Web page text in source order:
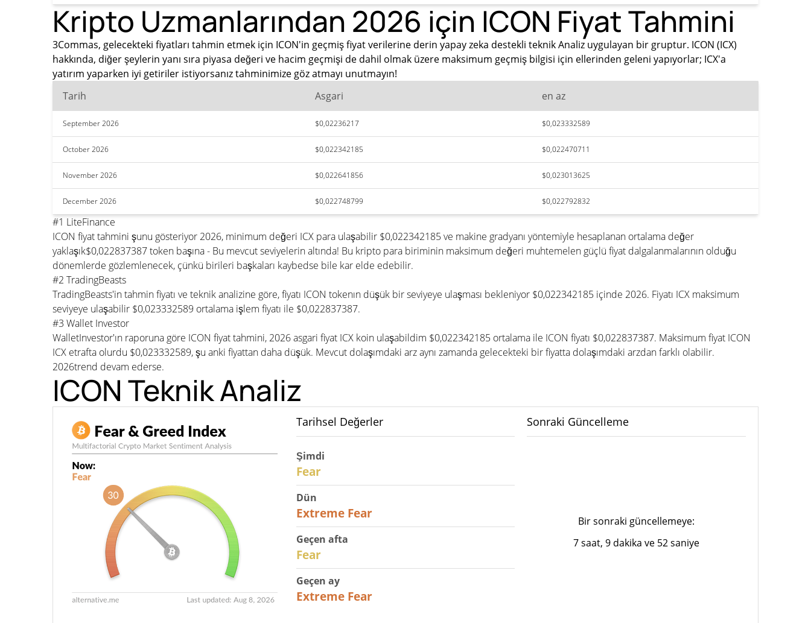
Kripto Uzmanlarından 2026 için ICON Fiyat Tahmini
3Commas, gelecekteki fiyatları tahmin etmek için ICON'in geçmiş fiyat verilerine derin yapay zeka destekli teknik Analiz uygulayan bir gruptur. ICON (ICX)
hakkında, diğer şeylerin yanı sıra piyasa değeri ve hacim geçmişi de dahil olmak üzere maksimum geçmiş bilgisi için ellerinden geleni yapıyorlar; ICX'a
yatırım yaparken iyi getiriler istiyorsanız tahminimize göz atmayı unutmayın!
Tarih
Asgari en az
September 2026 $0,02236217 $0,023332589
October 2026 $0,022342185 $0,022470711
November 2026 $0,022641856 $0,023013625
December 2026 $0,022748799 $0,022792832
#1 LiteFinance
ICON fiyat tahmini şunu gösteriyor 2026, minimum değeri ICX para ulaşabilir $0,022342185 ve makine gradyanı yöntemiyle hesaplanan ortalama değer
yaklaşık$0,022837387 token başına - Bu mevcut seviyelerin altında! Bu kripto para biriminin maksimum değeri muhtemelen güçlü fiyat dalgalanmalarının olduğu
dönemlerde gözlemlenecek, çünkü birileri başkaları kaybedse bile kar elde edebilir.
#2 TradingBeasts
TradingBeasts'in tahmin fiyatı ve teknik analizine göre, fiyatı ICON tokenın düşük bir seviyeye ulaşması bekleniyor $0,022342185 içinde 2026. Fiyatı ICX maksimum
seviyeye ulaşabilir $0,023332589 ortalama işlem fiyatı ile $0,022837387.
#3 Wallet Investor
WalletInvestor'ın raporuna göre ICON fiyat tahmini, 2026 asgari fiyat ICX koin ulaşabildim $0,022342185 ortalama ile ICON fiyatı $0,022837387. Maksimum fiyat ICON
ICX etrafta olurdu $0,023332589, şu anki fiyattan daha düşük. Mevcut dolaşımdaki arz aynı zamanda gelecekteki bir fiyatta dolaşımdaki arzdan farklı olabilir.
2026trend devam ederse.
ICON Teknik Analiz
Tarihsel Değerler
Şimdi
Fear
Dün
Extreme Fear
Geçen afta
Fear
Geçen ay
Extreme Fear
Sonraki Güncelleme
Bir sonraki güncellemeye:
7 saat, 9 dakika ve 52 saniye